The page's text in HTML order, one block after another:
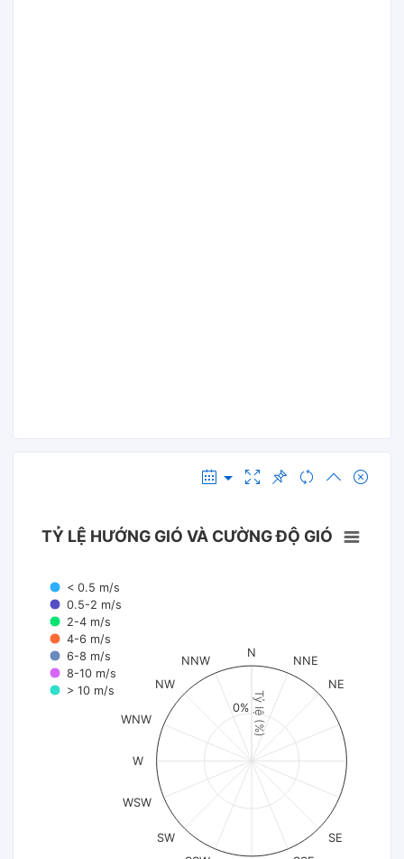
Tỷ lệ (%)
TỶ LỆ HƯỚNG GIÓ VÀ CƯỜNG ĐỘ GIÓ
< 0.5 m/s
0.5-2 m/s
2-4 m/s
4-6 m/s
6-8 m/s
8-10 m/s
> 10 m/s
N
NNE
NE
SE
SW
WSW
W
WNW
NW
NNW
0%